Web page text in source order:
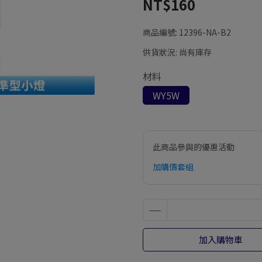
NT$160
商品編號: 12396-NA-B2
供貨狀況: 尚有庫存
材料
WY5W
此商品參與的優惠活動
加購價套組
加入購物車